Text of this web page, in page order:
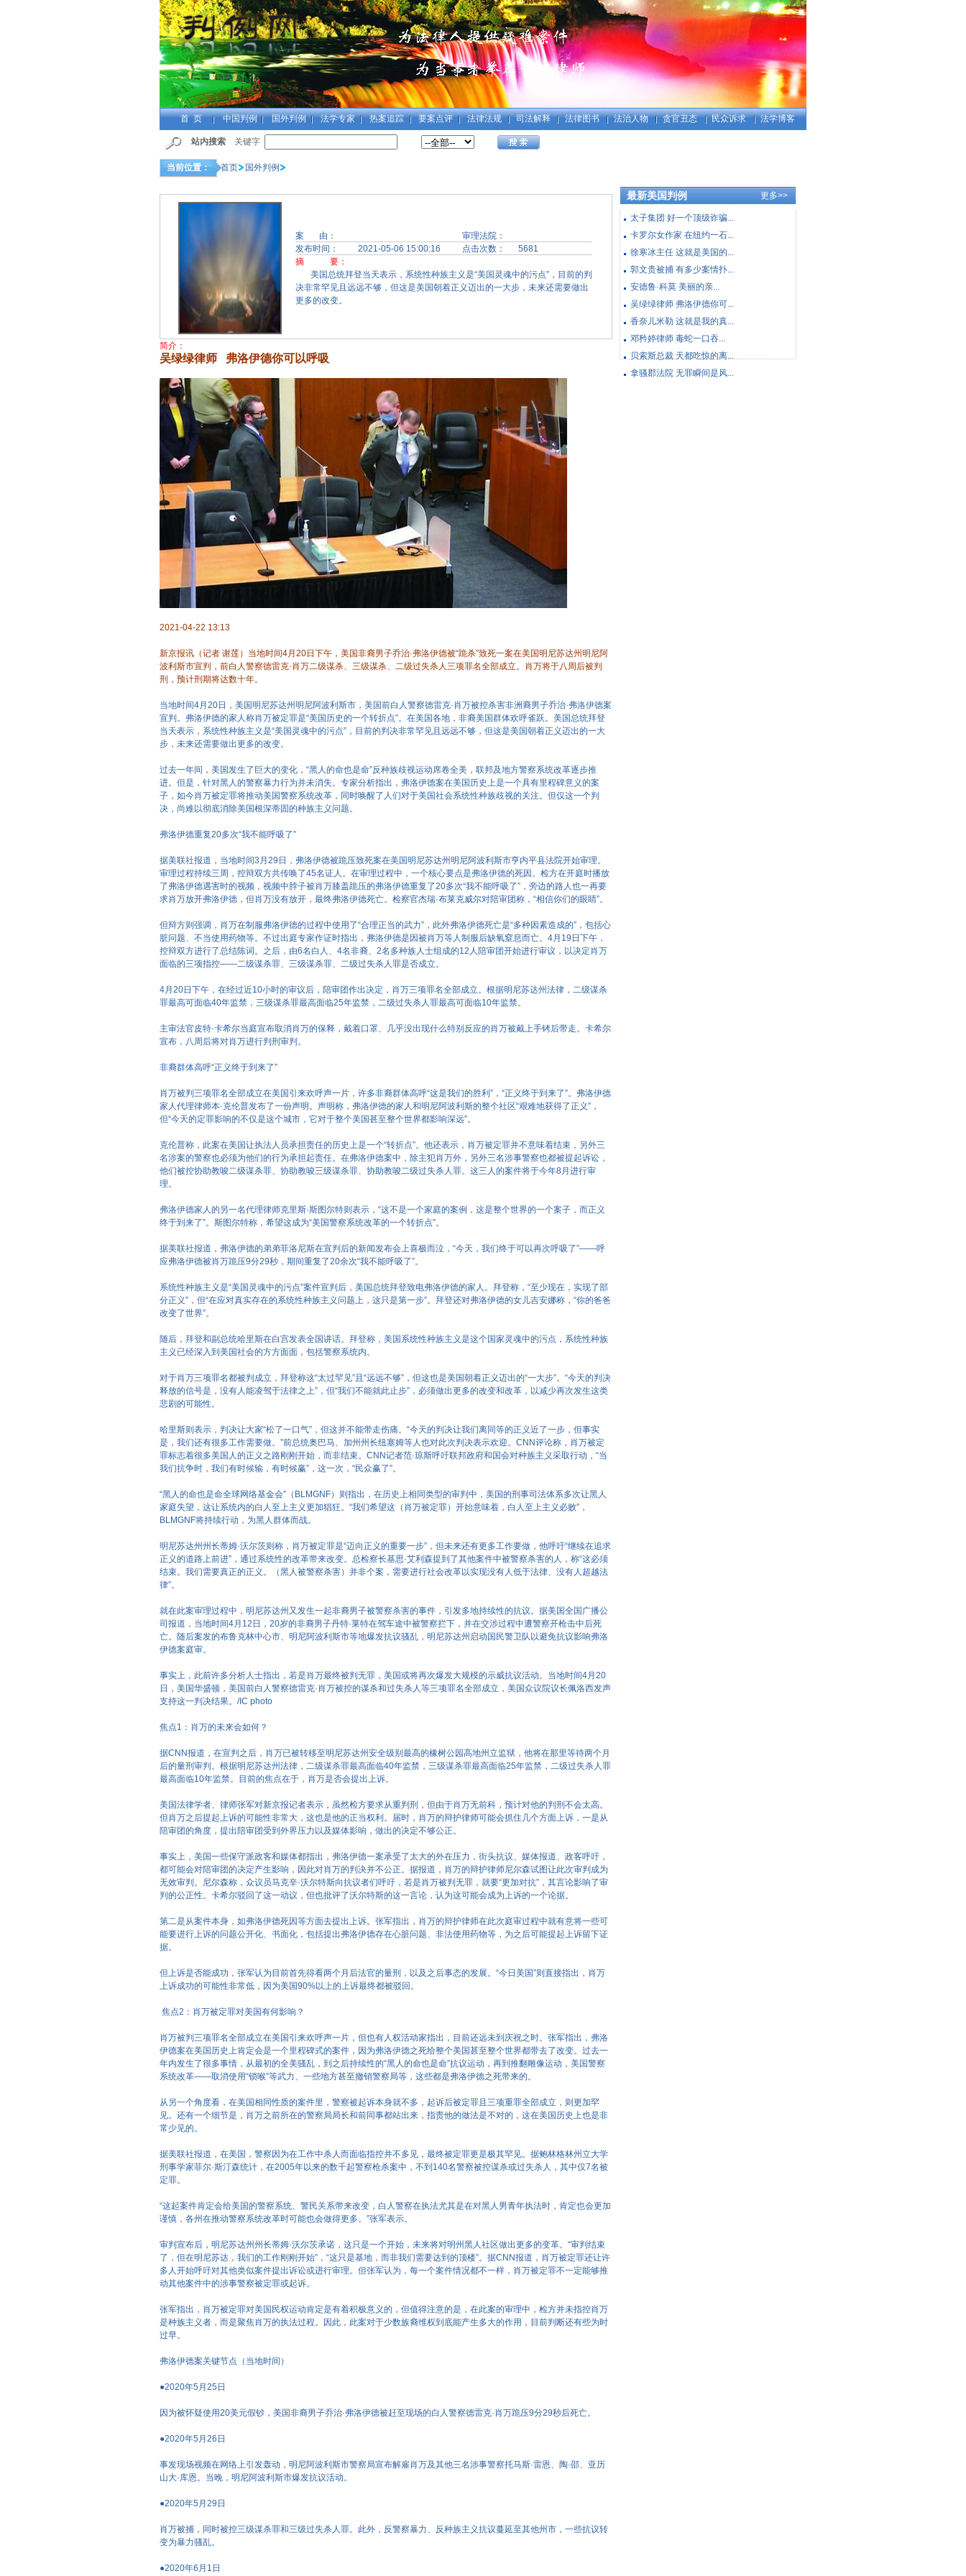
首 页 中国判例 国外判例 法学专家 热案追踪 要案点评 法律法规 司法解释 法律图书 法治人物 贪官丑态 民众诉求 法学博客
站内搜索 关键字
当前位置： 首页 国外判例
案 由：
审理法院：
发布时间：
2021-05-06 15:00:16 点击次数：
5681
摘 要：
美国总统拜登当天表示，系统性种族主义是“美国灵魂中的污点”，目前的判
决非常罕见且远远不够，但这是美国朝着正义迈出的一大步，未来还需要做出
更多的改变。
简介：
吴绿绿律师 弗洛伊德你可以呼吸
2021-04-22 13:13
新京报讯（记者 谢莲）当地时间4月20日下午，美国非裔男子乔治·弗洛伊德被“跪杀”致死一案在美国明尼苏达州明尼阿
波利斯市宣判，前白人警察德雷克·肖万二级谋杀、三级谋杀、二级过失杀人三项罪名全部成立。肖万将于八周后被判
刑，预计刑期将达数十年。
当地时间4月20日，美国明尼苏达州明尼阿波利斯市，美国前白人警察德雷克·肖万被控杀害非洲裔男子乔治·弗洛伊德案
宣判。弗洛伊德的家人称肖万被定罪是“美国历史的一个转折点”。在美国各地，非裔美国群体欢呼雀跃。美国总统拜登
当天表示，系统性种族主义是“美国灵魂中的污点”，目前的判决非常罕见且远远不够，但这是美国朝着正义迈出的一大
步，未来还需要做出更多的改变。
过去一年间，美国发生了巨大的变化，“黑人的命也是命”反种族歧视运动席卷全美，联邦及地方警察系统改革逐步推
进。但是，针对黑人的警察暴力行为并未消失。专家分析指出，弗洛伊德案在美国历史上是一个具有里程碑意义的案
子，如今肖万被定罪将推动美国警察系统改革，同时唤醒了人们对于美国社会系统性种族歧视的关注。但仅这一个判
决，尚难以彻底消除美国根深蒂固的种族主义问题。
弗洛伊德重复20多次“我不能呼吸了”
据美联社报道，当地时间3月29日，弗洛伊德被跪压致死案在美国明尼苏达州明尼阿波利斯市亨内平县法院开始审理。
审理过程持续三周，控辩双方共传唤了45名证人。在审理过程中，一个核心要点是弗洛伊德的死因。检方在开庭时播放
了弗洛伊德遇害时的视频，视频中脖子被肖万膝盖跪压的弗洛伊德重复了20多次“我不能呼吸了”，旁边的路人也一再要
求肖万放开弗洛伊德，但肖万没有放开，最终弗洛伊德死亡。检察官杰瑞·布莱克威尔对陪审团称，“相信你们的眼睛”。
但辩方则强调，肖万在制服弗洛伊德的过程中使用了“合理正当的武力”，此外弗洛伊德死亡是“多种因素造成的”，包括心
脏问题、不当使用药物等。不过出庭专家作证时指出，弗洛伊德是因被肖万等人制服后缺氧窒息而亡。4月19日下午，
控辩双方进行了总结陈词。之后，由6名白人、4名非裔、2名多种族人士组成的12人陪审团开始进行审议，以决定肖万
面临的三项指控——二级谋杀罪、三级谋杀罪、二级过失杀人罪是否成立。
4月20日下午，在经过近10小时的审议后，陪审团作出决定，肖万三项罪名全部成立。根据明尼苏达州法律，二级谋杀
罪最高可面临40年监禁，三级谋杀罪最高面临25年监禁，二级过失杀人罪最高可面临10年监禁。
主审法官皮特·卡希尔当庭宣布取消肖万的保释，戴着口罩、几乎没出现什么特别反应的肖万被戴上手铐后带走。卡希尔
宣布，八周后将对肖万进行判刑审判。
非裔群体高呼“正义终于到来了”
肖万被判三项罪名全部成立在美国引来欢呼声一片，许多非裔群体高呼“这是我们的胜利”，“正义终于到来了”。弗洛伊德
家人代理律师本·克伦普发布了一份声明。声明称，弗洛伊德的家人和明尼阿波利斯的整个社区“艰难地获得了正义”，
但“今天的定罪影响的不仅是这个城市，它对于整个美国甚至整个世界都影响深远”。
克伦普称，此案在美国让执法人员承担责任的历史上是一个“转折点”。他还表示，肖万被定罪并不意味着结束，另外三
名涉案的警察也必须为他们的行为承担起责任。在弗洛伊德案中，除主犯肖万外，另外三名涉事警察也都被提起诉讼，
他们被控协助教唆二级谋杀罪、协助教唆三级谋杀罪、协助教唆二级过失杀人罪。这三人的案件将于今年8月进行审
理。
弗洛伊德家人的另一名代理律师克里斯·斯图尔特则表示，“这不是一个家庭的案例，这是整个世界的一个案子，而正义
终于到来了”。斯图尔特称，希望这成为“美国警察系统改革的一个转折点”。
据美联社报道，弗洛伊德的弟弟菲洛尼斯在宣判后的新闻发布会上喜极而泣，“今天，我们终于可以再次呼吸了”——呼
应弗洛伊德被肖万跪压9分29秒，期间重复了20余次“我不能呼吸了”。
系统性种族主义是“美国灵魂中的污点”案件宣判后，美国总统拜登致电弗洛伊德的家人。拜登称，“至少现在，实现了部
分正义”，但“在应对真实存在的系统性种族主义问题上，这只是第一步”。拜登还对弗洛伊德的女儿吉安娜称，“你的爸爸
改变了世界”。
随后，拜登和副总统哈里斯在白宫发表全国讲话。拜登称，美国系统性种族主义是这个国家灵魂中的污点，系统性种族
主义已经深入到美国社会的方方面面，包括警察系统内。
对于肖万三项罪名都被判成立，拜登称这“太过罕见”且“远远不够”，但这也是美国朝着正义迈出的“一大步”。“今天的判决
释放的信号是，没有人能凌驾于法律之上”，但“我们不能就此止步”，必须做出更多的改变和改革，以减少再次发生这类
悲剧的可能性。
哈里斯则表示，判决让大家“松了一口气”，但这并不能带走伤痛。“今天的判决让我们离同等的正义近了一步，但事实
是，我们还有很多工作需要做。”前总统奥巴马、加州州长纽塞姆等人也对此次判决表示欢迎。CNN评论称，肖万被定
罪标志着很多美国人的正义之路刚刚开始，而非结束。CNN记者范·琼斯呼吁联邦政府和国会对种族主义采取行动，“当
我们抗争时，我们有时候输，有时候赢”，这一次，“民众赢了”。
“黑人的命也是命全球网络基金会”（BLMGNF）则指出，在历史上相同类型的审判中，美国的刑事司法体系多次让黑人
家庭失望，这让系统内的白人至上主义更加猖狂。“我们希望这（肖万被定罪）开始意味着，白人至上主义必败”，
BLMGNF将持续行动，为黑人群体而战。
明尼苏达州州长蒂姆·沃尔茨则称，肖万被定罪是“迈向正义的重要一步”，但未来还有更多工作要做，他呼吁“继续在追求
正义的道路上前进”，通过系统性的改革带来改变。总检察长基思·艾利森提到了其他案件中被警察杀害的人，称“这必须
结束。我们需要真正的正义。（黑人被警察杀害）并非个案，需要进行社会改革以实现没有人低于法律、没有人超越法
律”。
就在此案审理过程中，明尼苏达州又发生一起非裔男子被警察杀害的事件，引发多地持续性的抗议。据美国全国广播公
司报道，当地时间4月12日，20岁的非裔男子丹特·莱特在驾车途中被警察拦下，并在交涉过程中遭警察开枪击中后死
亡。随后案发的布鲁克林中心市、明尼阿波利斯市等地爆发抗议骚乱，明尼苏达州启动国民警卫队以避免抗议影响弗洛
伊德案庭审。
事实上，此前许多分析人士指出，若是肖万最终被判无罪，美国或将再次爆发大规模的示威抗议活动。当地时间4月20
日，美国华盛顿，美国前白人警察德雷克·肖万被控的谋杀和过失杀人等三项罪名全部成立，美国众议院议长佩洛西发声
支持这一判决结果。/IC photo
焦点1：肖万的未来会如何？
据CNN报道，在宣判之后，肖万已被转移至明尼苏达州安全级别最高的橡树公园高地州立监狱，他将在那里等待两个月
后的量刑审判。根据明尼苏达州法律，二级谋杀罪最高面临40年监禁，三级谋杀罪最高面临25年监禁，二级过失杀人罪
最高面临10年监禁。目前的焦点在于，肖万是否会提出上诉。
美国法律学者、律师张军对新京报记者表示，虽然检方要求从重判刑，但由于肖万无前科，预计对他的判刑不会太高。
但肖万之后提起上诉的可能性非常大，这也是他的正当权利。届时，肖万的辩护律师可能会抓住几个方面上诉，一是从
陪审团的角度，提出陪审团受到外界压力以及媒体影响，做出的决定不够公正。
事实上，美国一些保守派政客和媒体都指出，弗洛伊德一案承受了太大的外在压力，街头抗议、媒体报道、政客呼吁，
都可能会对陪审团的决定产生影响，因此对肖万的判决并不公正。据报道，肖万的辩护律师尼尔森试图让此次审判成为
无效审判。尼尔森称，众议员马克辛·沃尔特斯向抗议者们呼吁，若是肖万被判无罪，就要“更加对抗”，其言论影响了审
判的公正性。卡希尔驳回了这一动议，但也批评了沃尔特斯的这一言论，认为这可能会成为上诉的一个论据。
第二是从案件本身，如弗洛伊德死因等方面去提出上诉。张军指出，肖万的辩护律师在此次庭审过程中就有意将一些可
能要进行上诉的问题公开化、书面化，包括提出弗洛伊德存在心脏问题、非法使用药物等，为之后可能提起上诉留下证
据。
但上诉是否能成功，张军认为目前首先得看两个月后法官的量刑，以及之后事态的发展。“今日美国”则直接指出，肖万
上诉成功的可能性非常低，因为美国90%以上的上诉最终都被驳回。
焦点2：肖万被定罪对美国有何影响？
肖万被判三项罪名全部成立在美国引来欢呼声一片，但也有人权活动家指出，目前还远未到庆祝之时。张军指出，弗洛
伊德案在美国历史上肯定会是一个里程碑式的案件，因为弗洛伊德之死给整个美国甚至整个世界都带去了改变。过去一
年内发生了很多事情，从最初的全美骚乱，到之后持续性的“黑人的命也是命”抗议运动，再到推翻雕像运动，美国警察
系统改革——取消使用“锁喉”等武力、一些地方甚至撤销警察局等，这些都是弗洛伊德之死带来的。
从另一个角度看，在美国相同性质的案件里，警察被起诉本身就不多，起诉后被定罪且三项重罪全部成立，则更加罕
见。还有一个细节是，肖万之前所在的警察局局长和前同事都站出来，指责他的做法是不对的，这在美国历史上也是非
常少见的。
据美联社报道，在美国，警察因为在工作中杀人而面临指控并不多见，最终被定罪更是极其罕见。据鲍林格林州立大学
刑事学家菲尔·斯汀森统计，在2005年以来的数千起警察枪杀案中，不到140名警察被控谋杀或过失杀人，其中仅7名被
定罪。
“这起案件肯定会给美国的警察系统、警民关系带来改变，白人警察在执法尤其是在对黑人男青年执法时，肯定也会更加
谨慎，各州在推动警察系统改革时可能也会做得更多。”张军表示。
审判宣布后，明尼苏达州州长蒂姆·沃尔茨承诺，这只是一个开始，未来将对明州黑人社区做出更多的变革。“审判结束
了，但在明尼苏达，我们的工作刚刚开始”，“这只是基地，而非我们需要达到的顶楼”。据CNN报道，肖万被定罪还让许
多人开始呼吁对其他类似案件提出诉讼或进行审理。但张军认为，每一个案件情况都不一样，肖万被定罪不一定能够推
动其他案件中的涉事警察被定罪或起诉。
张军指出，肖万被定罪对美国民权运动肯定是有着积极意义的，但值得注意的是，在此案的审理中，检方并未指控肖万
是种族主义者，而是聚焦肖万的执法过程。因此，此案对于少数族裔维权到底能产生多大的作用，目前判断还有些为时
过早。
弗洛伊德案关键节点（当地时间）
●2020年5月25日
因为被怀疑使用20美元假钞，美国非裔男子乔治·弗洛伊德被赶至现场的白人警察德雷克·肖万跪压9分29秒后死亡。
●2020年5月26日
事发现场视频在网络上引发轰动，明尼阿波利斯市警察局宣布解雇肖万及其他三名涉事警察托马斯·雷恩、陶·邵、亚历
山大·库恩。当晚，明尼阿波利斯市爆发抗议活动。
●2020年5月29日
肖万被捕，同时被控三级谋杀罪和三级过失杀人罪。此外，反警察暴力、反种族主义抗议蔓延至其他州市，一些抗议转
变为暴力骚乱。
●2020年6月1日
最新美国判例 更多>>
太子集团 好一个顶级诈骗...
卡罗尔女作家 在纽约一石...
徐寒冰主任 这就是美国的...
郭文贵被捕 有多少案情扑...
安德鲁·科莫 美丽的亲...
吴绿绿律师 弗洛伊德你可...
香奈儿米勒 这就是我的真...
邓矜婷律师 毒蛇一口吞...
贝索斯总裁 天都吃惊的离...
拿骚郡法院 无罪瞬间是风...